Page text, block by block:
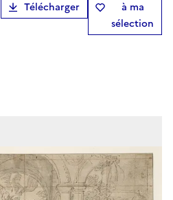
Télécharger
à ma
sélection